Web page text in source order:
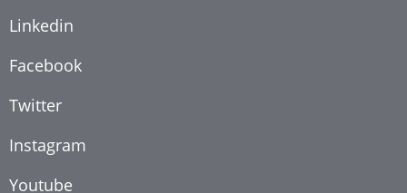
Linkedin
Facebook
Twitter
Instagram
Youtube